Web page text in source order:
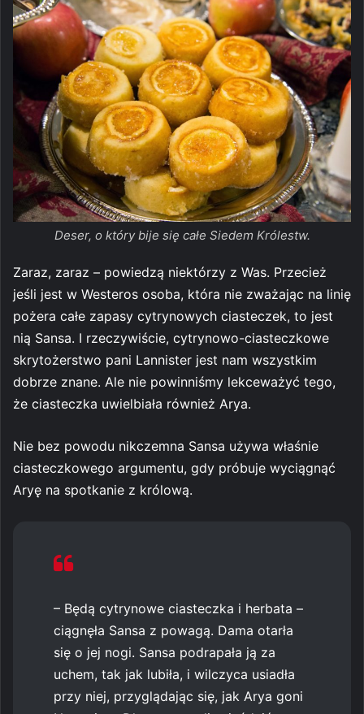
Deser, o który bije się całe Siedem Królestw.
Zaraz, zaraz – powiedzą niektórzy z Was. Przecież
jeśli jest w Westeros osoba, która nie zważając na linię
pożera całe zapasy cytrynowych ciasteczek, to jest
nią Sansa. I rzeczywiście, cytrynowo-ciasteczkowe
skrytożerstwo pani Lannister jest nam wszystkim
dobrze znane. Ale nie powinniśmy lekceważyć tego,
że ciasteczka uwielbiała również Arya.
Nie bez powodu nikczemna Sansa używa właśnie
ciasteczkowego argumentu, gdy próbuje wyciągnąć
Aryę na spotkanie z królową.
– Będą cytrynowe ciasteczka i herbata –
ciągnęła Sansa z powagą. Dama otarła
się o jej nogi. Sansa podrapała ją za
uchem, tak jak lubiła, i wilczyca usiadła
przy niej, przyglądając się, jak Arya goni